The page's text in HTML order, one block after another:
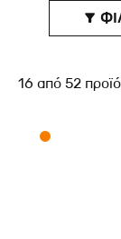

16 από52